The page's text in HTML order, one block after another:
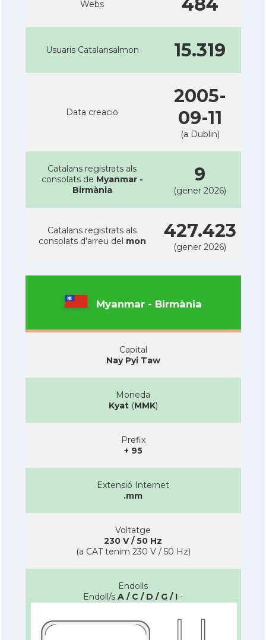
Webs
Usuaris Catalansalmon 15.319
Data creacio
2005-
09-11
(a Dublin)
Catalans registrats als
consolats de Myanmar -
Birmània
9
(gener 2026)
Catalans registrats als
consolats d'arreu del mon 427.423
(gener 2026)
Myanmar - Birmània
Capital
Nay Pyi Taw
Moneda
Kyat(MMK)
Prefix
+ 95
Extensió Internet
.mm
Voltatge
230 V / 50 Hz
(a CAT tenim 230 V / 50 Hz)
Endolls
Endoll/s A / C / D / G / I -